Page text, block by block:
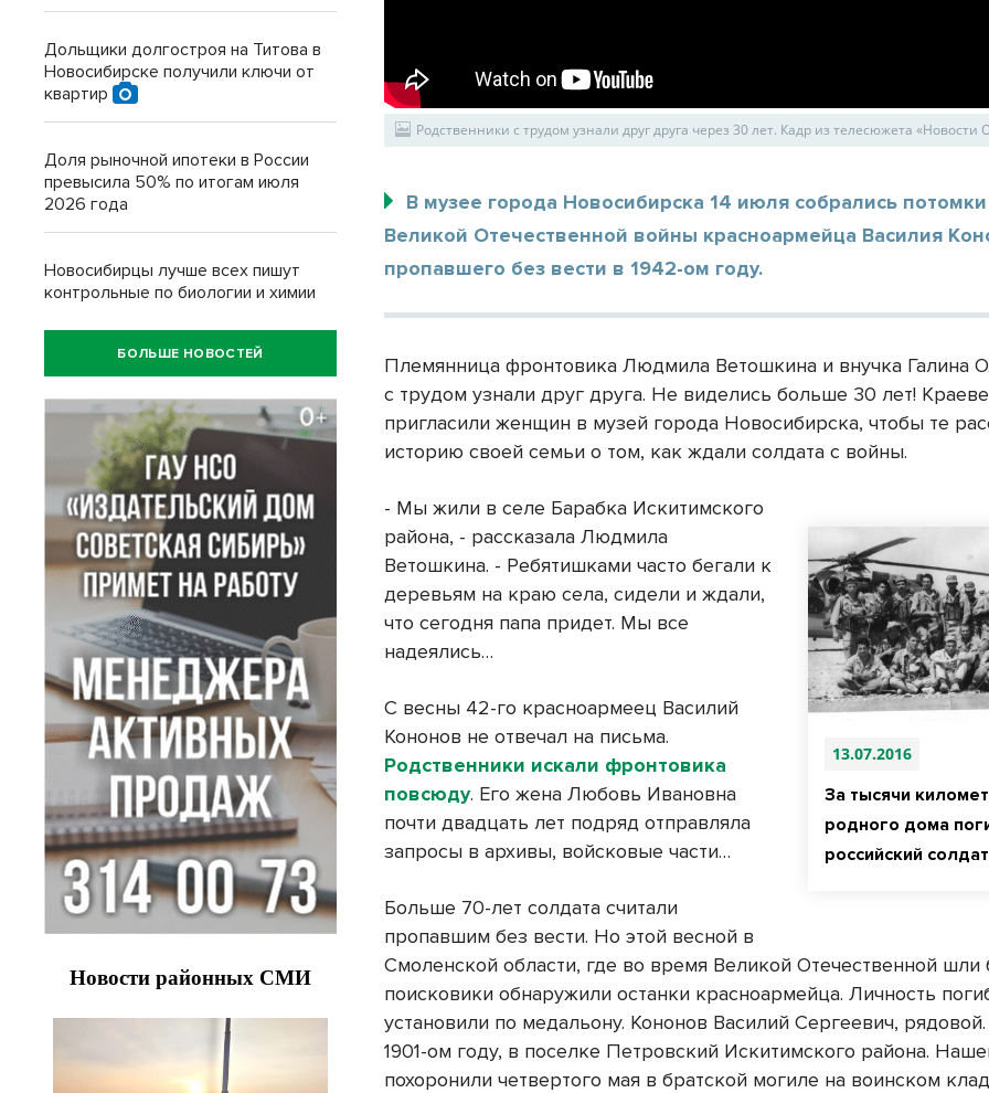
Родственники с трудом узнали друг друга через 30 лет. Кадр из телесюжета «Новости
В музее города Новосибирска 14 июля собрались потомки
Великой Отечественной войны красноармейца Василия
пропавшего без вести в 1942-ом году.
Племянница фронтовика Людмила Ветошкина и внучка Галина
с трудом узнали друг друга. Не виделись больше 30 лет!
пригласили женщин в музей города Новосибирска, чтобы те
историю своей семьи о том, как ждали солдата с войны.
13.07.2016
За тысячи
родного дома
российский солдат
- Мы жили в селе Барабка Искитимского
района, - рассказала Людмила
Ветошкина. - Ребятишками часто бегали к
деревьям на краю села, сидели и ждали,
что сегодня папа придет. Мы все
надеялись…
С весны 42-го красноармеец Василий
Кононов не отвечал на письма.
Родственники искали фронтовика
повсюду. Его жена Любовь Ивановна
почти двадцать лет подряд отправляла
запросы в архивы, войсковые части…
Больше 70-лет солдата считали
пропавшим без вести. Но этой весной в
Смоленской области, где во время Великой Отечественной шли
поисковики обнаружили останки красноармейца. Личность
установили по медальону. Кононов Василий Сергеевич,
1901-ом году, в поселке Петровский Искитимского района.
похоронили четвертого мая в братской могиле на воинском
Дольщики долгостроя на Титова в
Новосибирске получили ключи от
квартир
Доля рыночной ипотеки в России
превысила 50% по итогам июля
2026 года
Новосибирцы лучше всех пишут
контрольные по биологии и химии
БОЛЬШЕ НОВОСТЕЙ